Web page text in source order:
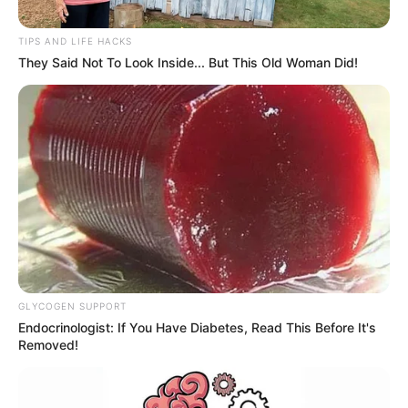
Por:Alerta Tolima
TIPS AND LIFE HACKS
They Said Not To Look Inside... But This Old Woman Did!
GLYCOGEN SUPPORT
Endocrinologist: If You Have Diabetes, Read This Before It's
Removed!